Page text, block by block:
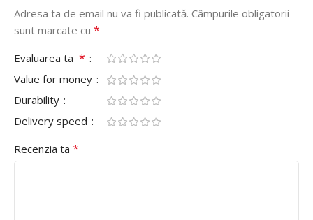
Adresa ta de email nu va fi publicată. Câmpurile obligatorii
sunt marcate cu *
Evaluarea ta *
Value for money
Durability
Delivery speed
Recenzia ta *